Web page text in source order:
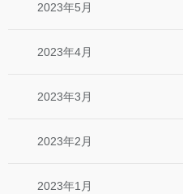
2023年5月
2023年4月
2023年3月
2023年2月
2023年1月